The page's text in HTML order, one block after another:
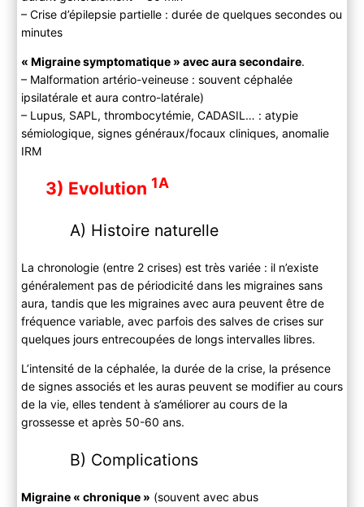
– Crise d’épilepsie partielle : durée de quelques secondes ou
minutes
« Migraine symptomatique » avec aura secondaire.
– Malformation artério-veineuse : souvent céphalée
ipsilatérale et aura contro-latérale)
– Lupus, SAPL, thrombocytémie, CADASIL… : atypie
sémiologique, signes généraux/focaux cliniques, anomalie
IRM
3) Evolution 1A
A) Histoire naturelle
La chronologie (entre 2 crises) est très variée : il n’existe
généralement pas de périodicité dans les migraines sans
aura, tandis que les migraines avec aura peuvent être de
fréquence variable, avec parfois des salves de crises sur
quelques jours entrecoupées de longs intervalles libres.
L’intensité de la céphalée, la durée de la crise, la présence
de signes associés et les auras peuvent se modifier au cours
de la vie, elles tendent à s’améliorer au cours de la
grossesse et après 50-60 ans.
B) Complications
Migraine « chronique » (souvent avec abus